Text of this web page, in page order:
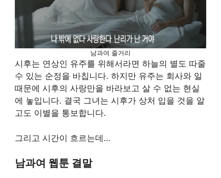
남과여 줄거리
시후는 연상인 유주를 위해서라면 하늘의 별도 따줄
수 있는 순정을 바칩니다. 하지만 유주는 회사와 일
때문에 시후의 사랑만을 바라보고 살 수 없는 현실
에 놓입니다. 결국 그녀는 시후가 상처 입을 것을 알
고도 이별을 통보합니다.
그리고 시간이 흐르는데…
남과여 웹툰 결말